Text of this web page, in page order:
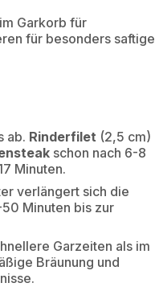
Garkorb für
für besonders saftige
ab. Rinderfilet (2,5 cm)
schon nach 6-8
Minuten.
verlängert sich die
Minuten bis zur
Garzeiten als im
Bräunung und